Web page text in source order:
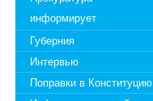
информирует
Губерния
Интервью
Поправки в Конституцию